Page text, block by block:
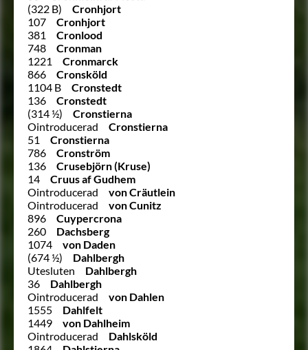
(322 B)
Cronhjort
107
Cronhjort
381
Cronlood
748
Cronman
1221
Cronmarck
866
Cronsköld
1104 B
Cronstedt
136
Cronstedt
(314 ½)
Cronstierna
Ointroducerad
Cronstierna
51
Cronstierna
786
Cronström
136
Crusebjörn (Kruse)
14
Cruus af Gudhem
Ointroducerad
von Cräutlein
Ointroducerad
von Cunitz
896
Cuypercrona
260
Dachsberg
1074
von Daden
(674 ½)
Dahlbergh
Utesluten
Dahlbergh
36
Dahlbergh
Ointroducerad
von Dahlen
1555
Dahlfelt
1449
von Dahlheim
Ointroducerad
Dahlsköld